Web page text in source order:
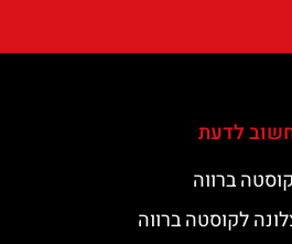
לדעת
ברווה
לקוסטה ברווה